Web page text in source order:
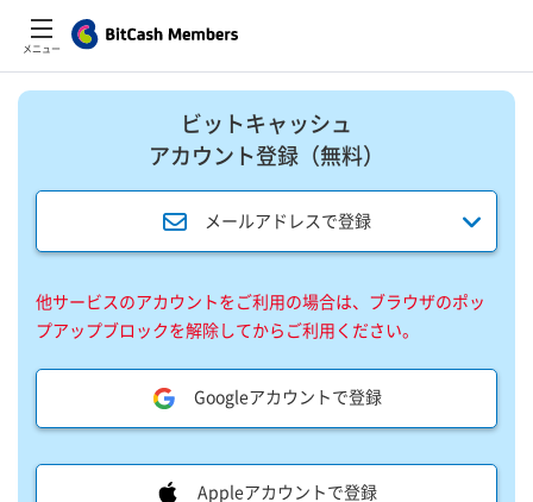
メニュー
ビットキャッシュ
アカウント登録​（無料）​
メールアドレスで登録
他サービスのアカウントをご利用の場合は、ブラウザのポッ
プアップブロックを解除してからご利用ください。
Googleアカウントで登録
Appleアカウントで登録